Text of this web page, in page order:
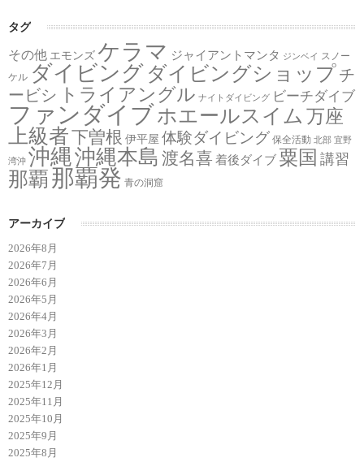
タグ
その他 エモンズ ケラマ ジャイアントマンタ ジンベイ
スノー
ケル ダイビング ダイビングショップチ
ービシ
トライアングル ナイトダイビング ビーチダイブ
ファンダイブホエールスイム 万座
上級者下曽根 伊平屋 体験ダイビング 保全活動 北部 宜野
湾沖 沖縄沖縄本島 渡名喜 着後ダイブ 粟国 講習
那覇 那覇発 青の洞窟
アーカイブ
2026年8月
2026年7月
2026年6月
2026年5月
2026年4月
2026年3月
2026年2月
2026年1月
2025年12月
2025年11月
2025年10月
2025年9月
2025年8月